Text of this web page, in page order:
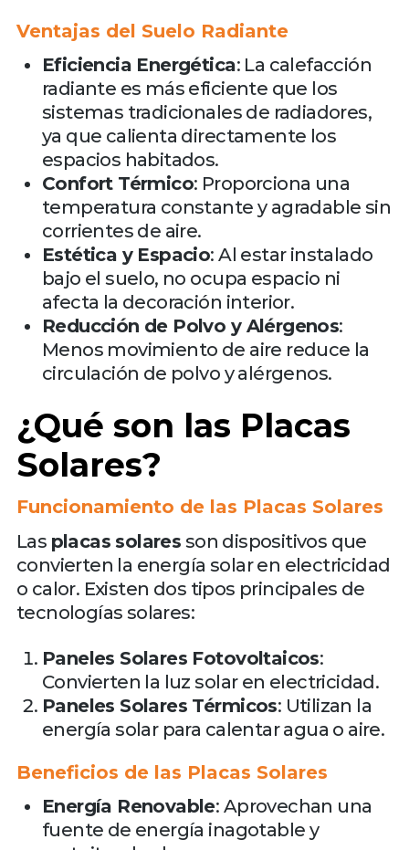
Ventajas del Suelo Radiante
Eficiencia Energética: La calefacción
radiante es más eficiente que los
sistemas tradicionales de radiadores,
ya que calienta directamente los
espacios habitados.
Confort Térmico: Proporciona una
temperatura constante y agradable sin
corrientes de aire.
Estética y Espacio: Al estar instalado
bajo el suelo, no ocupa espacio ni
afecta la decoración interior.
Reducción de Polvo y Alérgenos:
Menos movimiento de aire reduce la
circulación de polvo y alérgenos.
¿Qué son las Placas
Solares?
Funcionamiento de las Placas Solares
Las placas solares son dispositivos que
convierten la energía solar en electricidad
o calor. Existen dos tipos principales de
tecnologías solares:
Paneles Solares Fotovoltaicos:
Convierten la luz solar en electricidad.
Paneles Solares Térmicos: Utilizan la
energía solar para calentar agua o aire.
Beneficios de las Placas Solares
Energía Renovable: Aprovechan una
fuente de energía inagotable y